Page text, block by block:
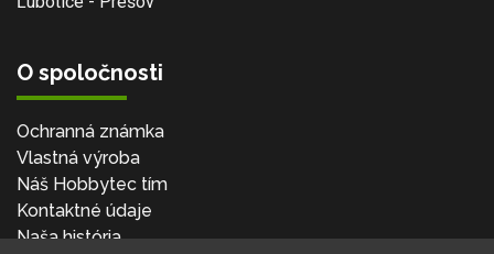
O spoločnosti
Ochranná známka
Vlastná výroba
Náš Hobbytec tím
Kontaktné údaje
Naša história